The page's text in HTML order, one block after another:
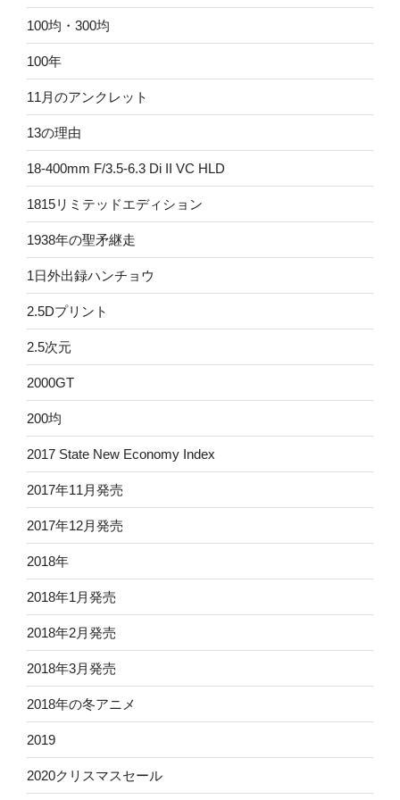
100均・300均
100年
11月のアンクレット
13の理由
18-400mm F/3.5-6.3 Di II VC HLD
1815リミテッドエディション
1938年の聖矛継走
1日外出録ハンチョウ
2.5Dプリント
2.5次元
2000GT
200均
2017 State New Economy Index
2017年11月発売
2017年12月発売
2018年
2018年1月発売
2018年2月発売
2018年3月発売
2018年の冬アニメ
2019
2020クリスマスセール